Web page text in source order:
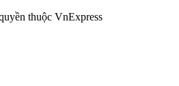
thuộc VnExpress